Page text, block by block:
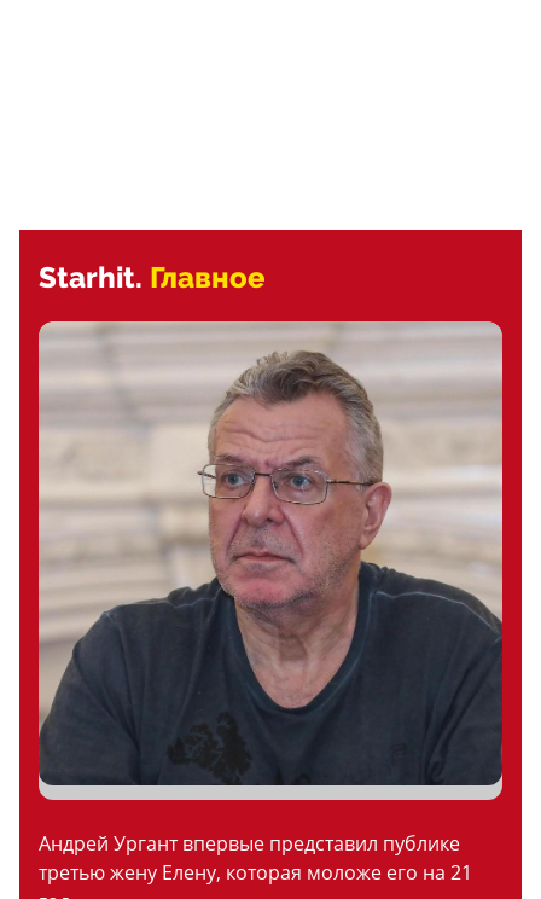
Starhit. Главное
Андрей Ургант впервые представил публике
третью жену Елену, которая моложе его на 21